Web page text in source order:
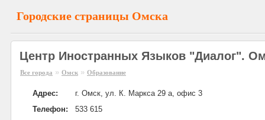
Городские страницы Омска
Центр Иностранных Языков "Диалог".
Все города » Омск » Образование
Адрес:
г. Омск, ул. К. Маркса 29 а, офис 3
Телефон:
533 615